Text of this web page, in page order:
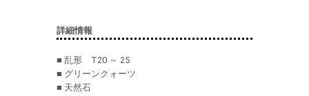
詳細情報
■ 乱形 T20 ～ 25
■ グリーンクォーツ
■ 天然石